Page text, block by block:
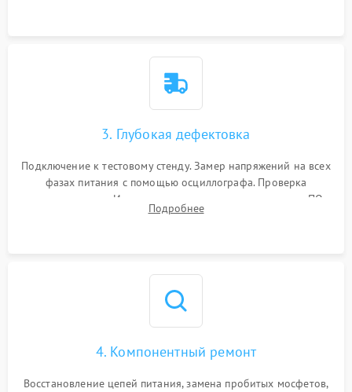
3. Глубокая дефектовка
Подключение к тестовому стенду. Замер напряжений на всех
фазах питания с помощью осциллографа. Проверка
инициализации. Использование специализированного ПО
MATS
Подробнее
4. Компонентный ремонт
Восстановление цепей питания, замена пробитых мосфетов,